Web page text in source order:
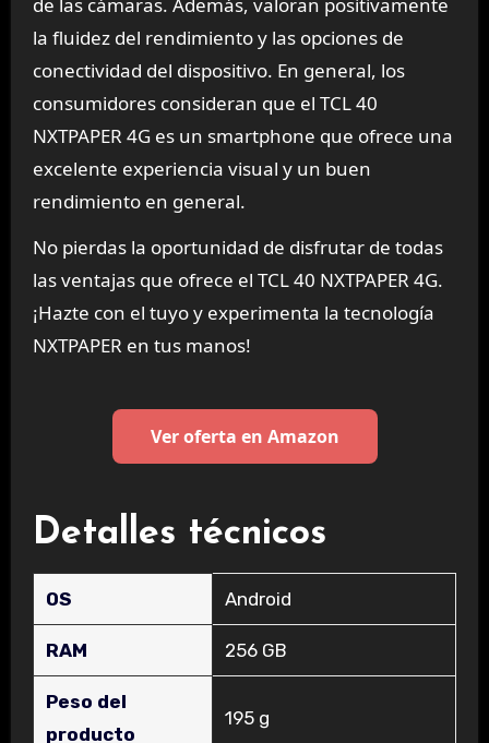
la fluidez del rendimiento y las opciones de
conectividad del dispositivo. En general, los
consumidores consideran que el TCL 40
NXTPAPER 4G es un smartphone que ofrece una
excelente experiencia visual y un buen
rendimiento en general.
No pierdas la oportunidad de disfrutar de todas
las ventajas que ofrece el TCL 40 NXTPAPER 4G.
¡Hazte con el tuyo y experimenta la tecnología
NXTPAPER en tus manos!
Ver oferta en Amazon
Detalles técnicos
OS ‎Android
RAM ‎256 GB
Peso del
producto
‎195 g